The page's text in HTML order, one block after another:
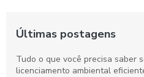
Últimas postagens
Tudo o que você precisa saber
licenciamento ambiental